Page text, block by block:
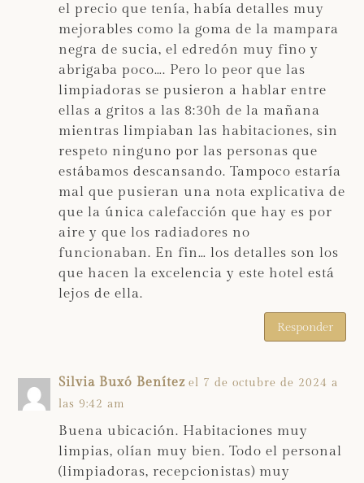
el precio que tenía, había detalles muy
mejorables como la goma de la mampara
negra de sucia, el edredón muy fino y
abrigaba poco…. Pero lo peor que las
limpiadoras se pusieron a hablar entre
ellas a gritos a las 8:30h de la mañana
mientras limpiaban las habitaciones, sin
respeto ninguno por las personas que
estábamos descansando. Tampoco estaría
mal que pusieran una nota explicativa de
que la única calefacción que hay es por
aire y que los radiadores no
funcionaban. En fin… los detalles son los
que hacen la excelencia y este hotel está
lejos de ella.
Responder
Silvia Buxó Benítez el 7 de octubre de 2024 a
las 9:42 am
Buena ubicación. Habitaciones muy
limpias, olían muy bien. Todo el personal
(limpiadoras, recepcionistas) muy